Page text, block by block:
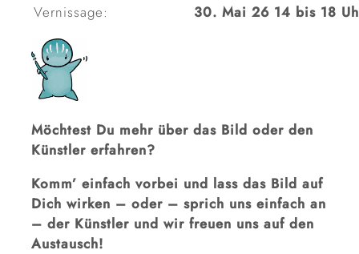
Vernissage:
30. Mai 26 14 bis 18
Möchtest Du mehr über das Bild oder den
Künstler erfahren?
Komm’ einfach vorbei und lass das Bild auf
Dich wirken – oder – sprich uns einfach an
– der Künstler und wir freuen uns auf den
Austausch!